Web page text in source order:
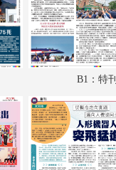
B1：特刊